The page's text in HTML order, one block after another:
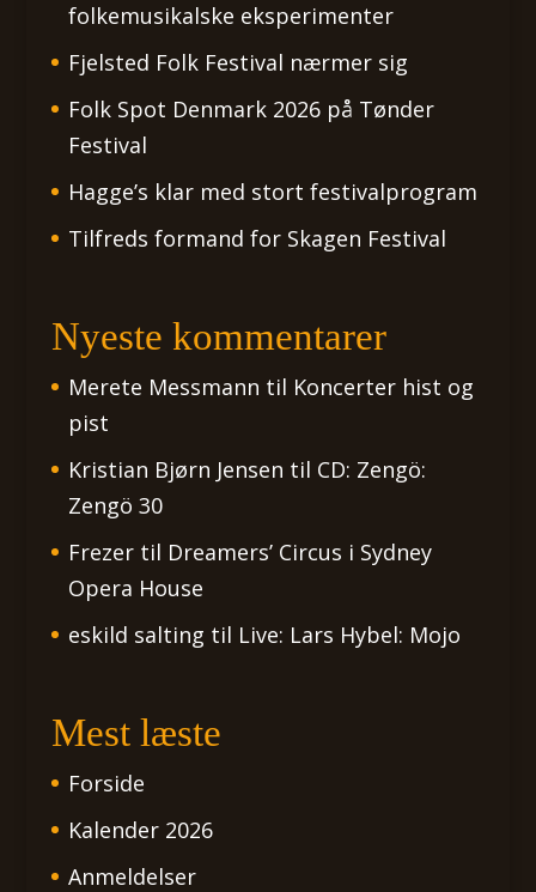
folkemusikalske eksperimenter
Fjelsted Folk Festival nærmer sig
Folk Spot Denmark 2026 på Tønder
Festival
Hagge’s klar med stort festivalprogram
Tilfreds formand for Skagen Festival
Nyeste kommentarer
Merete Messmann til Koncerter hist og
pist
Kristian Bjørn Jensen til CD: Zengö:
Zengö 30
Frezertil Dreamers’ Circus i Sydney
Opera House
eskild salting til Live: Lars Hybel: Mojo
Mest læste
Forside
Kalender 2026
Anmeldelser